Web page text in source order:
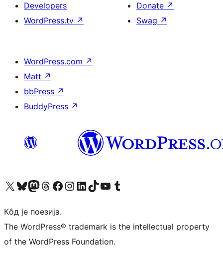
Developers
WordPress.tv ↗
Donate ↗
Swag ↗
WordPress.com ↗
Matt ↗
bbPress ↗
BuddyPress ↗
Visit our X (formerly Twitter) account
Посетите наш Bluesky налог
Visit our Mastodon account
Посетите наш налог на Threads-у Visit our Facebook page
Посетите наш Инстаграм налог
Visit our LinkedIn account
Посетите наш TikTok налог
Visit our YouTube channel
Посетите наш Tumblr налог
Кôд је поезија.
The WordPress® trademark is the intellectual property
of the WordPress Foundation.